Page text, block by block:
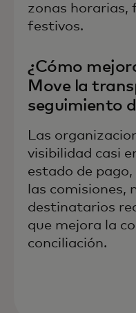
zonas horarias,
festivos.
¿Cómo
Move la
seguimiento
Las
visibilidad casi
estado de
las comisiones,
destinatarios
que mejora la
conciliación.